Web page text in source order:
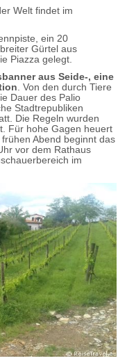
Welt findet im
ein 20
Gürtel aus
Piazza gelegt.
aus Seide-, eine
. Von den durch Tiere
Dauer des Palio
Stadtrepubliken
Die Regeln wurden
Für hohe Gagen heuert
Abend beginnt das
vor dem Rathaus
im